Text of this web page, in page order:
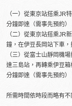
（一）從東京站搭乘JR
分鐘即達（需事先預約）
（二）從東京站搭乘JR
鐘，在伊豆長岡站下車
（三）從富士山靜岡機
達三島站，再轉乘伊豆
分鐘即達（需事先預約）
所需時間依時段而略有不